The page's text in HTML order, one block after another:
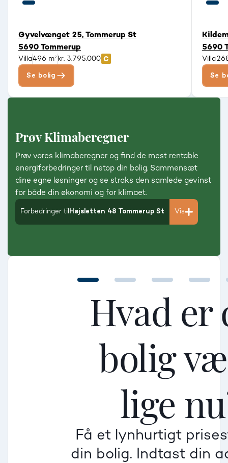
Gyvelvænget 25, Tommerup St
5690 Tommerup
Villa496 m² kr. 3.795.000
Se bolig
5690
Villa
Se
Prøv Klimaberegner
Prøv vores klimaberegner og find de mest rentable
energiforbedringer til netop din bolig. Sammensæt
dine egne løsninger og se straks den samlede gevinst
for både din økonomi og for klimaet.
Forbedringer til Højsletten 48 Tommerup St Vis
Hvad er
bolig
lige
Få et lynhurtigt
din bolig. Indtast din
Dårlig
Mindre god
Mellem
Dårlig
Mindre god
Mellem
Dårlig
Mindre god
Mellem
Villa
Beregner pris